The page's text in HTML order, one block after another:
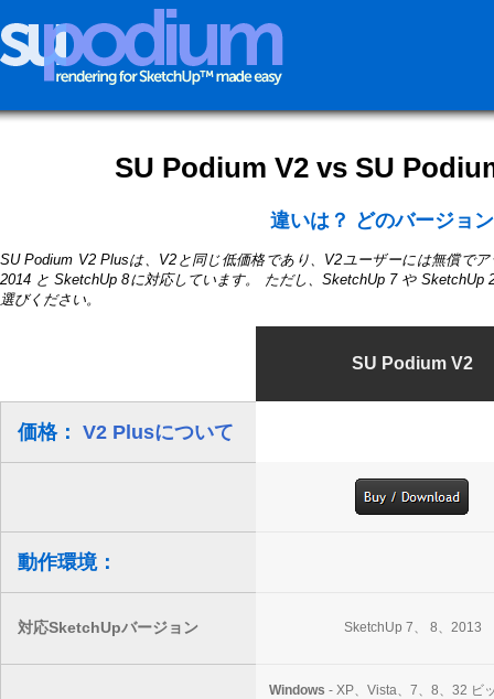
SU Podium V2 vs SU
違いは？ どのバージョ
SU Podium V2 Plusは、V2と同じ低価格であり、V2ユーザーには無償で
2014 と SketchUp 8に対応しています。 ただし、SketchUp 7 や
選びください。
SU Podium V2
価格： V2 Plusについて
動作環境：
対応SketchUpバージョン SketchUp 7、 8、2013
Windows - XP、Vista、7、8、32 ビ